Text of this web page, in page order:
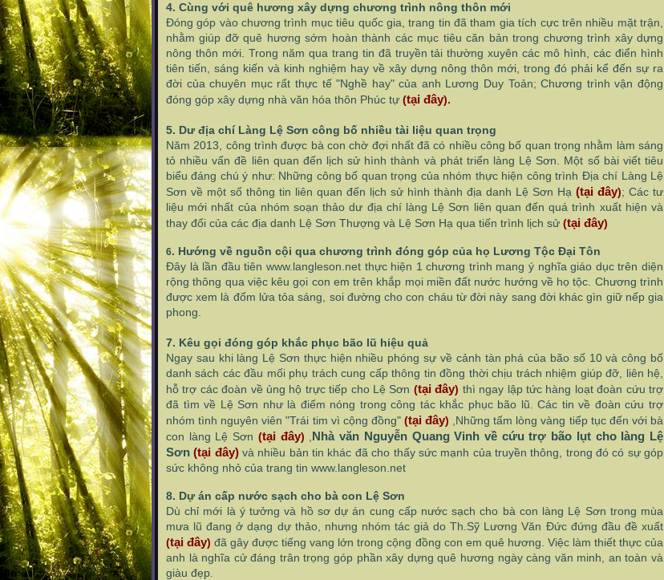
4. Cùng với quê hương xây dựng chương trình nông thôn mới
Đóng góp vào chương trình mục tiêu quốc gia, trang tin đã tham gia tích cực trên nhiều mặt trận,
nhằm giúp đỡ quê hương sớm hoàn thành các mục tiêu căn bản trong chương trình xây dựng
nông thôn mới. Trong năm qua trang tin đã truyền tải thường xuyên các mô hình, các điển hình
tiên tiến, sáng kiến và kinh nghiệm hay về xây dựng nông thôn mới, trong đó phải kể đến sự ra
đời của chuyên mục rất thực tế "Nghề hay" của anh Lương Duy Toản; Chương trình vận động
đóng góp xây dựng nhà văn hóa thôn Phúc tự (tại đây).
5. Dư địa chí Làng Lệ Sơn công bố nhiều tài liệu quan trọng
Năm 2013, công trình được bà con chờ đợi nhất đã có nhiều công bố quan trọng nhằm làm sáng
tỏ nhiều vấn đề liên quan đến lịch sử hình thành và phát triển làng Lệ Sơn. Một số bài viết tiêu
biểu đáng chú ý như: Những công bố quan trọng của nhóm thực hiện công trình Địa chí Làng Lệ
Sơn về một số thông tin liên quan đến lịch sử hình thành địa danh Lệ Sơn Hạ (tại đây); Các tư
liệu mới nhất của nhóm soạn thảo dư địa chí làng Lệ Sơn liên quan đến quá trình xuất hiện và
thay đổi của các địa danh Lệ Sơn Thượng và Lệ Sơn Hạ qua tiến trình lịch sử (tại đây)
6. Hướng về nguồn cội qua chương trình đóng góp của họ Lương Tộc Đại Tôn
Đây là lần đầu tiên www.langleson.net thực hiện 1 chương trình mang ý nghĩa giáo dục trên diện
rộng thông qua việc kêu gọi con em trên khắp mọi miền đất nước hướng về họ tộc. Chương trình
được xem là đốm lửa tỏa sáng, soi đường cho con cháu từ đời này sang đời khác gìn giữ nếp gia
phong.
7. Kêu gọi đóng góp khắc phục bão lũ hiệu quả
Ngay sau khi làng Lệ Sơn thực hiện nhiều phóng sự về cảnh tàn phá của bão số 10 và công bố
danh sách các đầu mối phụ trách cung cấp thông tin đồng thời chịu trách nhiệm giúp đỡ, liên hệ,
hỗ trợ các đoàn về ủng hộ trực tiếp cho Lệ Sơn (tại đây) thì ngay lập tức hàng loạt đoàn cứu trợ
đã tìm về Lệ Sơn như là điểm nóng trong công tác khắc phục bão lũ. Các tin về đoàn cứu trợ
nhóm tình nguyên viên "Trái tim vì cộng đồng" (tại đây)
,Những tấm lòng vàng tiếp tục đến với bà
con làng Lệ Sơn (tại đây)
Nhà văn Nguyễn Quang Vinh về cứu trợ bão lụt cho làng Lệ
Sơn (tại đây) và nhiều bản tin khác đã cho thấy sức mạnh của truyền thông, trong đó có sự góp
sức không nhỏ của trang tin www.langleson.net
8. Dự án cấp nước sạch cho bà con Lệ Sơn
Dù chỉ mới là ý tưởng và hồ sơ dự án cung cấp nước sạch cho bà con làng Lệ Sơn trong mùa
mưa lũ đang ở dạng dự thảo, nhưng nhóm tác giả do Th.Sỹ Lương Văn Đức đứng đầu đề xuất
(tại đây) đã gây được tiếng vang lớn trong cộng đồng con em quê hương. Việc làm thiết thực của
anh là nghĩa cử đáng trân trọng góp phần xây dựng quê hương ngày càng văn minh, an toàn và
giàu đẹp.